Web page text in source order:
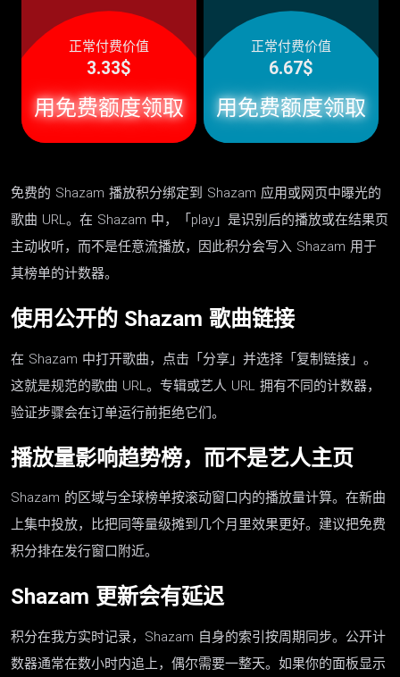
正常付费价值
3.33$
用免费额度领取
正常付费价值
6.67$
用免费额度领取
免费的 Shazam 播放积分绑定到 Shazam 应用或网页中曝光的
歌曲 URL。在 Shazam 中，「play」是识别后的播放或在结果页
主动收听，而不是任意流播放，因此积分会写入 Shazam 用于
其榜单的计数器。
使用公开的 Shazam 歌曲链接
在 Shazam 中打开歌曲，点击「分享」并选择「复制链接」。
这就是规范的歌曲 URL。专辑或艺人 URL 拥有不同的计数器，
验证步骤会在订单运行前拒绝它们。
播放量影响趋势榜，而不是艺人主页
Shazam 的区域与全球榜单按滚动窗口内的播放量计算。在新曲
上集中投放，比把同等量级摊到几个月里效果更好。建议把免费
积分排在发行窗口附近。
Shazam 更新会有延迟
积分在我方实时记录，Shazam 自身的索引按周期同步。公开计
数器通常在数小时内追上，偶尔需要一整天。如果你的面板显示